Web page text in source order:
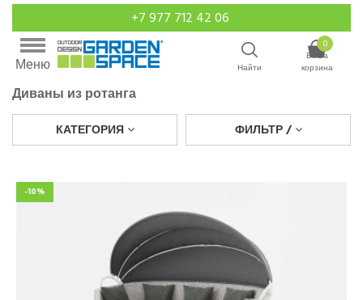
+7 977 712 42 06
Меню Найти
0
Ваша
корзина
Диваны из ротанга
КАТЕГОРИЯ ФИЛЬТР /
-10%